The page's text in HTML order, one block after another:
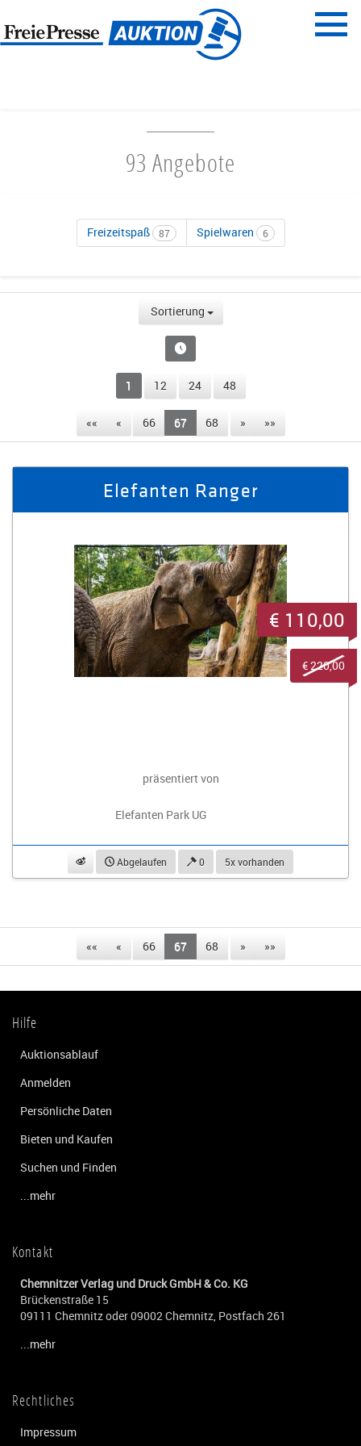
Menü
93 Angebote
Freizeitspaß 87 Spielwaren 6
Sortierung
1 12 24 48
«« « 66 67 68 » »»
Elefanten Ranger
präsentiert von
Elefanten Park UG
beobachtenAbgelaufen 0 5x vorhanden
€ 110,00
€ 220,00
«« « 66 67 68 » »»
Hilfe
Auktionsablauf
Anmelden
Persönliche Daten
Bieten und Kaufen
Suchen und Finden
...mehr
Kontakt
Chemnitzer Verlag und Druck GmbH & Co. KG
Brückenstraße 15
09111 Chemnitz oder 09002 Chemnitz, Postfach 261
...mehr
Rechtliches
Impressum